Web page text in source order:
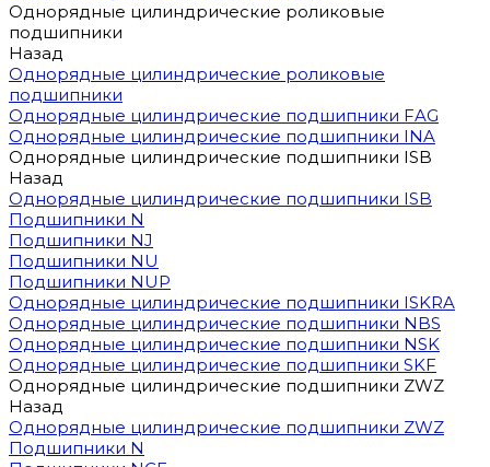
Однорядные цилиндрические роликовые
подшипники
Назад
Однорядные цилиндрические роликовые
подшипники
Однорядные цилиндрические подшипники FAG
Однорядные цилиндрические подшипники INA
Однорядные цилиндрические подшипники ISB
Назад
Однорядные цилиндрические подшипники ISB
Подшипники N
Подшипники NJ
Подшипники NU
Подшипники NUP
Однорядные цилиндрические подшипники ISKRA
Однорядные цилиндрические подшипники NBS
Однорядные цилиндрические подшипники NSK
Однорядные цилиндрические подшипники SKF
Однорядные цилиндрические подшипники ZWZ
Назад
Однорядные цилиндрические подшипники ZWZ
Подшипники N